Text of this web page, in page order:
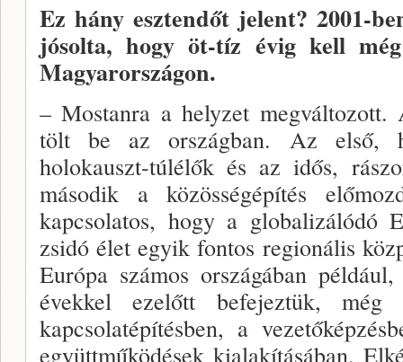
Ez hány esztendőt jelent? 2001-
jósolta, hogy öt-tíz évig kell
Magyarországon.
– Mostanra a helyzet
tölt be az ország­ban. Az első,
holokauszt-túlélők és az idős,
második a közös­ségépítés
kapcsolatos, hogy a globalizálódó
zsidó élet egyik fontos regionális
Európa számos országában
évekkel ezelőtt befejeztük,
kapcsolatépítésben, a
együttmű­ködések kialakításában.